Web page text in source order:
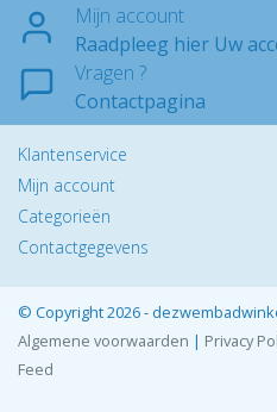
Mijn account
Raadpleeg hier Uw
Vragen ?
Contactpagina
Klantenservice
Mijn account
Categorieën
Contactgegevens
© Copyright 2026 -
Algemene voorwaarden | Privacy
Feed